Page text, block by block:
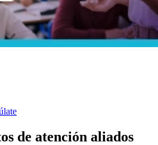
de atención aliados